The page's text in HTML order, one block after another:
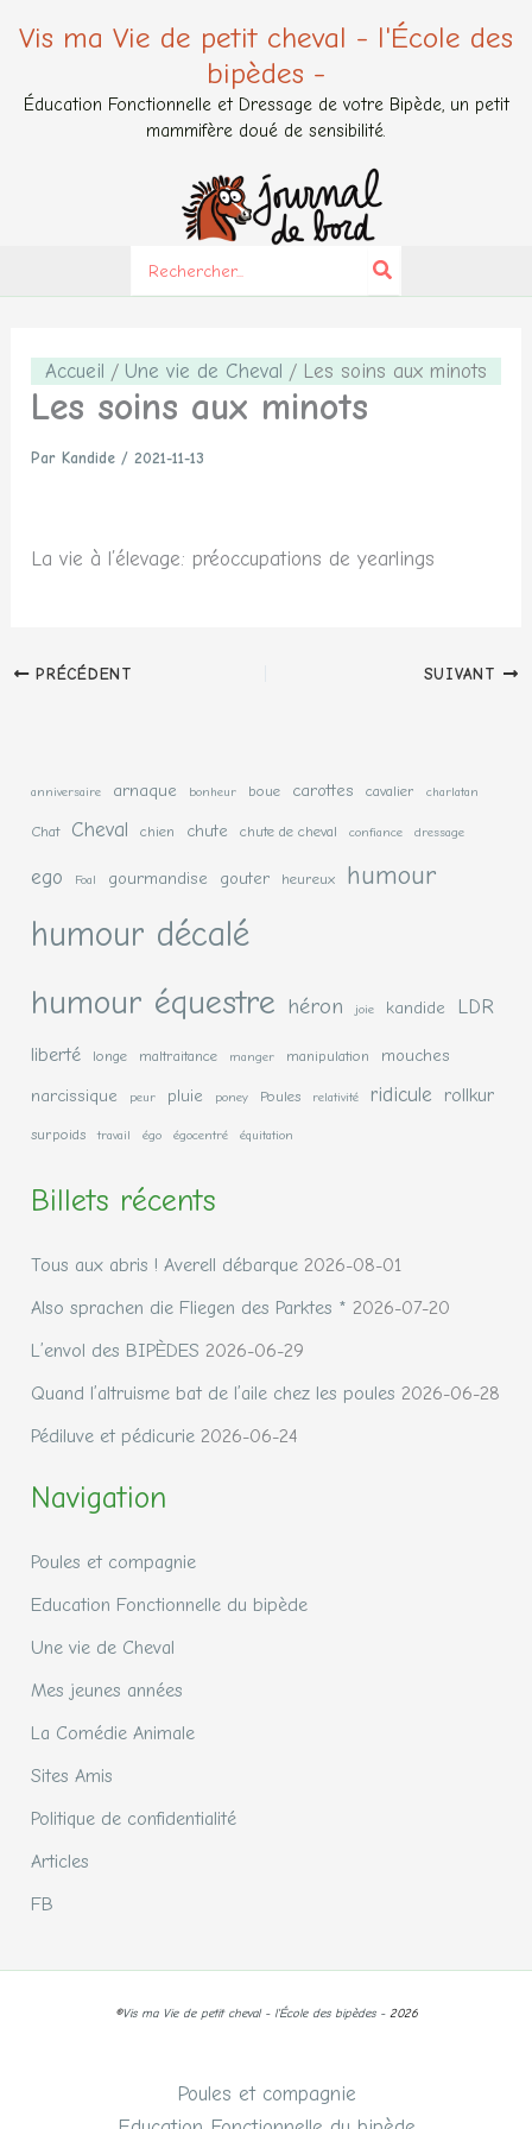
Vis ma Vie de petit cheval - l'École des
bipèdes -
Éducation Fonctionnelle et Dressage de votre Bipède, un petit
mammifère doué de sensibilité.
for:
Accueil Une vie de Cheval Les soins aux minots
Les soins aux minots
Par Kandide/2021-11-13
La vie à l’élevage: préoccupations de yearlings
PRÉCÉDENT SUIVANT
anniversaire arnaque bonheur boue carottes cavalier charlatan
Chat Cheval chien chute chute de cheval confiance dressage
ego Foal gourmandise gouter heureux humour
humour décalé
humour équestre héron joie kandide LDR
liberté longe maltraitance manger manipulation
mouches
narcissique
peur pluie poney Poules relativité ridicule rollkur
surpoids travail égo égocentré équitation
Billets récents
Tous aux abris ! Averell débarque 2026-08-01
Also sprachen die Fliegen des Parktes * 2026-07-20
L’envol des BIPÈDES 2026-06-29
Quand l’altruisme bat de l’aile chez les poules 2026-06-28
Pédiluve et pédicurie 2026-06-24
Navigation
Poules et compagnie
Education Fonctionnelle du bipède
Une vie de Cheval
Mes jeunes années
La Comédie Animale
Sites Amis
Politique de confidentialité
Articles
FB
©Vis ma Vie de petit cheval - l'École des bipèdes - 2026
Poules et compagnie